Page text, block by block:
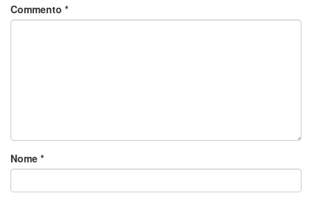
Commento *
Nome *